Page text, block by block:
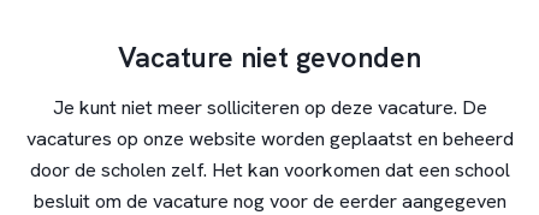
Vacature niet gevonden
Je kunt niet meer solliciteren op deze vacature. De
vacatures op onze website worden geplaatst en beheerd
door de scholen zelf. Het kan voorkomen dat een school
besluit om de vacature nog voor de eerder aangegeven